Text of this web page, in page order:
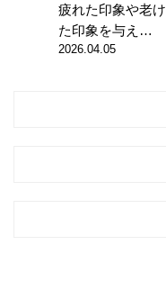
疲れた印象や老け
た印象を与え…
2026.04.05